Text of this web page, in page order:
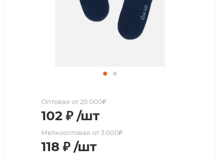
Оптовая от 20 000₽
102 ₽ /шт
Мелкооптовая от 3 000₽
118 ₽ /шт